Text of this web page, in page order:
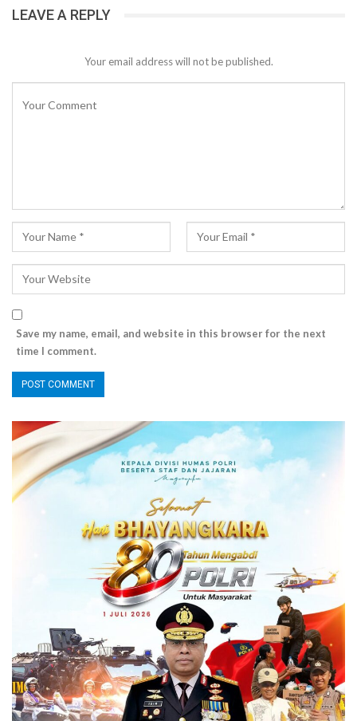
LEAVE A REPLY
Your email address will not be published.
Save my name, email, and website in this browser for the next
time I comment.